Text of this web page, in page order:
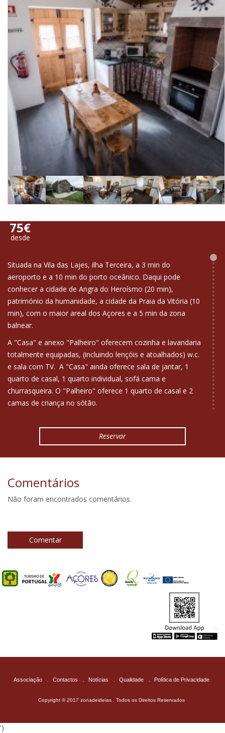
1 / 19
75€
desde
Situada na Vila das Lajes, ilha Terceira, a 3 min do
aeroporto e a 10 min do porto oceânico. Daqui pode
conhecer a cidade de Angra do Heroísmo (20 min),
património da humanidade, a cidade da Praia da Vitória (10
min), com o maior areal dos Açores e a 5 min da zona
balnear.
A "Casa" e anexo "Palheiro" oferecem cozinha e lavandaria
totalmente equipadas, (incluindo lençóis e atoalhados) w.c.
e sala com TV. A "Casa" ainda oferece sala de jantar, 1
quarto de casal, 1 quarto individual, sofá cama e
churrasqueira. O "Palheiro" oferece 1 quarto de casal e 2
camas de criança no sótão.
poderão utilizar toda a casa e área de lazer exterior. Aqui,
uma família ou um grupo de amigos têm tudo o que
podem desejar para umas férias inesquecíveis.
Reservar
Comentários
Não foram encontrados comentários.
Comentar
Associação Contactos Notícias Qualidade Política de Privacidade
Copyright © 2017 zonadeideias . Todos os Direitos Reservados
')